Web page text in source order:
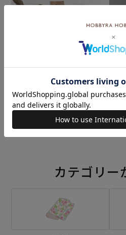
シーチング パネルクロス ク
リムト＜01X＞生地 ホビー
ラホビーレデザインコレク
¥2,860
シ
ン
ビー
カテゴリー